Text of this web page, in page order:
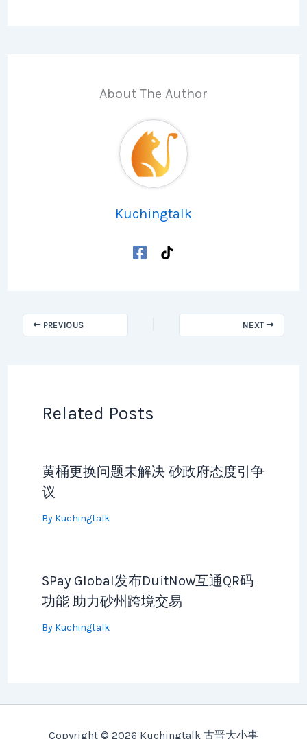
About The Author
Kuchingtalk
PREVIOUS NEXT
Related Posts
黄桶更换问题未解决 砂政府态度引争
议
By Kuchingtalk
SPay Global发布DuitNow互通QR码
功能 助力砂州跨境交易
By Kuchingtalk
Copyright © 2026 Kuchingtalk 古晋大小事